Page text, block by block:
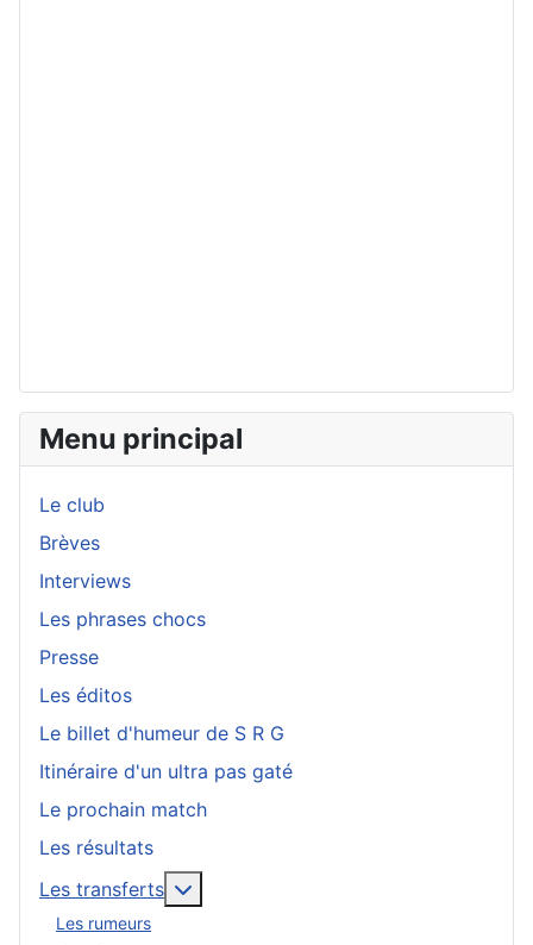
Menu principal
Le club
Brèves
Interviews
Les phrases chocs
Presse
Les éditos
Le billet d'humeur de S R G
Itinéraire d'un ultra pas gaté
Le prochain match
Les résultats
Les transferts
Les rumeurs